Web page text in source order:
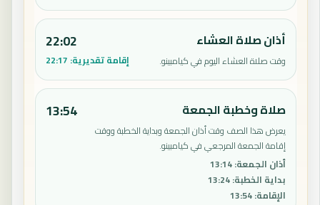
أذان صلاة العشاء
وقت صلاة العشاء اليوم في كيامبينو.
22:02
إقامة تقديرية: 22:17
صلاة وخطبة الجمعة
يعرض هذا الصف وقت أذان الجمعة وبداية الخطبة ووقت
إقامة الجمعة المرجعي في كيامبينو.
أذان الجمعة:
13:14
بداية الخطبة:
13:24
الإقامة:
13:54
13:54